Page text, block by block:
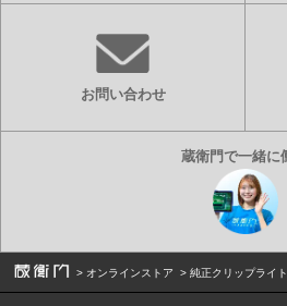
お問い合わせ
オンラインストア 純正クリップライト